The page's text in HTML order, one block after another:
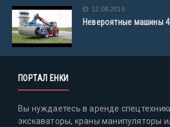
12.08.2016
Невероятные машины 4
ПОРТАЛ ЕНКИ
Вы нуждаетесь в аренде
экскаваторы, краны манипуляторы